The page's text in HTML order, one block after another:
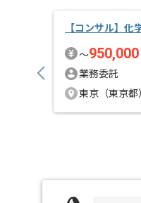
【コンサル】
〜950,000
業務委託
東京（東京都